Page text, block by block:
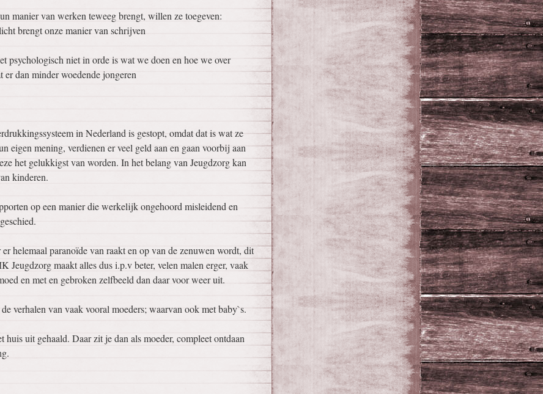
manier van werken teweeg brengt, willen ze toegeven:
brengt onze manier van schrijven
psychologisch niet in orde is wat we doen en hoe we over
dan minder woedende jongeren
in Nederland is gestopt, omdat dat is wat ze
eigen mening, verdienen er veel geld aan en gaan voorbij aan
het gelukkigst van worden. In het belang van Jeugdzorg kan
kinderen.
op een manier die werkelijk ongehoord misleidend en
helemaal paranoïde van raakt en op van de zenuwen wordt, dit
Jeugdzorg maakt alles dus i.p.v beter, velen malen erger, vaak
en met en gebroken zelfbeeld dan daar voor weer uit.
verhalen van vaak vooral moeders; waarvan ook met baby`s.
huis uit gehaald. Daar zit je dan als moeder, compleet ontdaan